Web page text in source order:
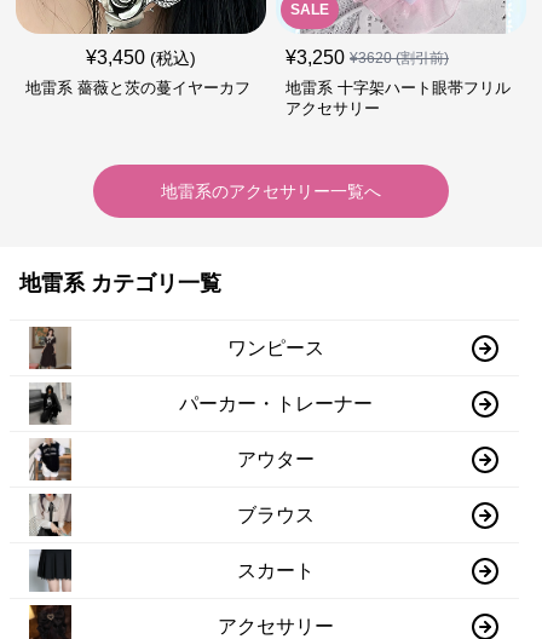
¥3,450 (税込)
地雷系 薔薇と茨の蔓イヤーカフ
SALE
¥3,250 ¥3620(割引前)
地雷系 十字架ハート眼帯フリル
アクセサリー
地雷系のアクセサリー一覧へ
地雷系 カテゴリ一覧
ワンピース
パーカー・トレーナー
アウター
ブラウス
スカート
アクセサリー